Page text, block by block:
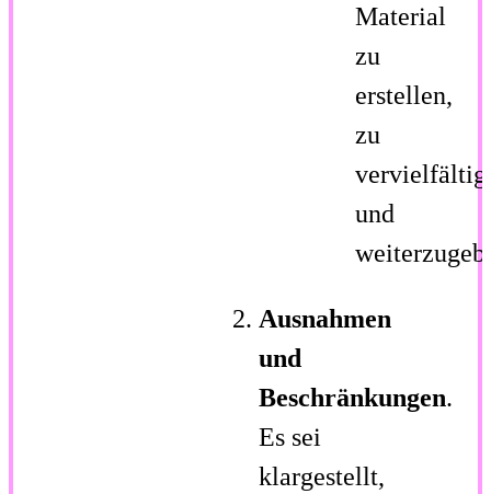
Material
zu
erstellen,
zu
und
Ausnahmen
und
Beschränkungen.
Es sei
klargestellt,